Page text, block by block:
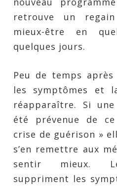
retrouve un
mieux-être en
quelques jours.
Peu de temps
les symptômes et
réapparaître. Si
été prévenue de
crise de guérison »
s’en remettre aux
sentir mieux.
suppriment les